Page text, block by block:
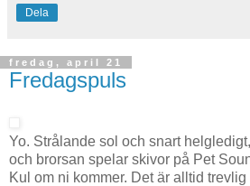
Dela
fredag, april 21
Fredagspuls
Yo. Strålande sol och snart
och brorsan spelar skivor på Pet
Kul om ni kommer. Det är alltid